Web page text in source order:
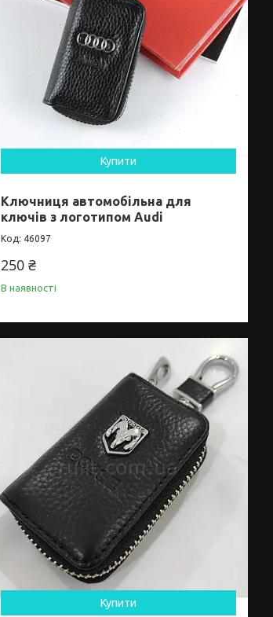
Купити
Ключниця автомобільна для
ключів з логотипом Audi
46097
250 ₴
В наявності
Купити